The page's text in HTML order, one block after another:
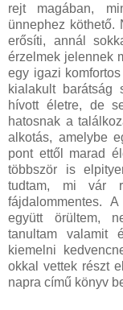
rejt magában,
ünnephez
erősíti, annál
érzelmek jelennek
egy igazi
kialakult barátság
hívott életre, de
hatosnak a
alkotás, amelybe
pont ettől marad
többször is
tudtam, mi vár
fájdalommentes.
együtt örültem,
tanultam valamit
kiemelni
okkal vettek részt
napra című könyv